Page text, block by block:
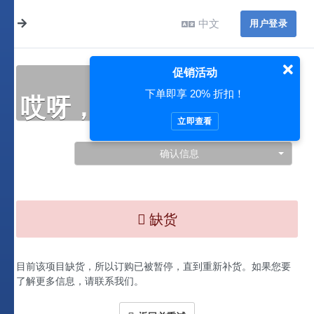
中文 用户登录
哎呀，此处出现了问题…
确认信息
缺货
目前该项目缺货，所以订购已被暂停，直到重新补货。如果您要
了解更多信息，请联系我们。
促销活动
下单即享 20% 折扣！
立即查看